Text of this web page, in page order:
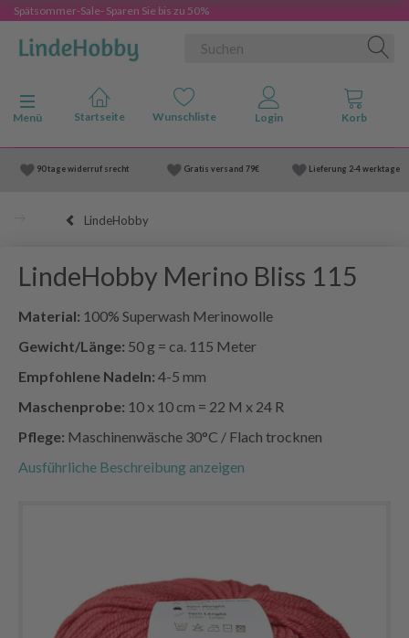
Spätsommer-Sale- Sparen Sie bis zu 50%
Anzeige ändern
Menü
90 tage widerruf srecht Gratis versand 79€ Lieferung 2-4 werktage
LindeHobby
LindeHobby Merino Bliss 115
Material: 100% Superwash Merinowolle
Gewicht/Länge: 50 g = ca. 115 Meter
Empfohlene Nadeln: 4-5 mm
Maschenprobe: 10 x 10 cm = 22 M x 24 R
Pflege: Maschinenwäsche 30°C / Flach trocknen
Ausführliche Beschreibung anzeigen